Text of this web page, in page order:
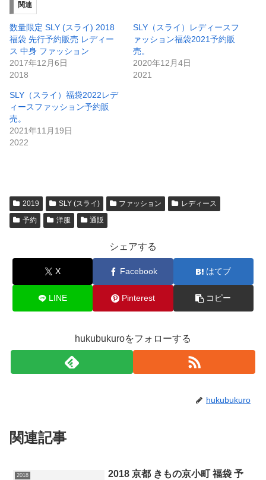
関連
数量限定 SLY (スライ) 2018
福袋 先行予約販売 レディー
ス 中身 ファッション
2017年12月6日
2018
SLY（スライ）レディースフ
ァッション福袋2021予約販
売。
2020年12月4日
2021
SLY（スライ）福袋2022レデ
ィースファッション予約販
売。
2021年11月19日
2022
2019 SLY (スライ) ファッション
レディース
予約
洋服 通販
シェアする
X Facebook はてブ
LINE Pinterest コピー
hukubukuroをフォローする
hukubukuro
関連記事
2018
2018 京都 きもの京小町 福袋 予